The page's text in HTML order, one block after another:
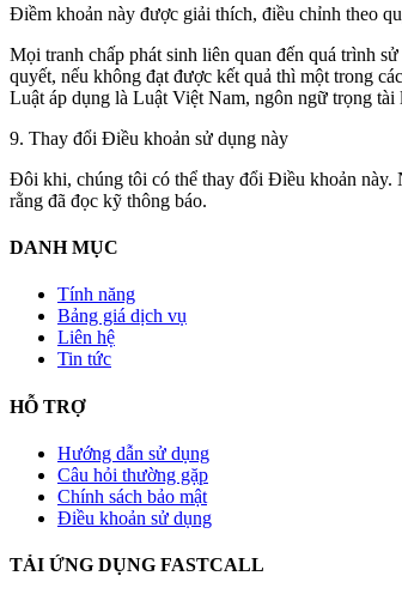
Điềm khoản này được giải thích, điều chỉnh theo
Mọi tranh chấp phát sinh liên quan đến quá trình
quyết, nếu không đạt được kết quả thì một trong
Luật áp dụng là Luật Việt Nam, ngôn ngữ trọng
9. Thay đổi Điều khoản sử dụng này
Đôi khi, chúng tôi có thể thay đổi Điều khoản này.
rằng đã đọc kỹ thông báo.
DANH MỤC
Tính năng
Bảng giá dịch vụ
Liên hệ
Tin tức
HỖ TRỢ
Hướng dẫn sử dụng
Câu hỏi thường gặp
Chính sách bảo mật
Điều khoản sử dụng
TẢI ỨNG DỤNG FASTCALL